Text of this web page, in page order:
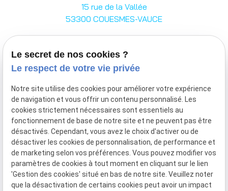
15 rue de la Vallée
53300 COUESMES-VAUCE
Le secret de nos cookies ?
Le respect de votre vie privée
Notre site utilise des cookies pour améliorer votre expérience
de navigation et vous offrir un contenu personnalisé. Les
cookies strictement nécessaires sont essentiels au
fonctionnement de base de notre site et ne peuvent pas être
désactivés. Cependant, vous avez le choix d'activer ou de
désactiver les cookies de personnalisation, de performance et
de marketing selon vos préférences. Vous pouvez modifier vos
paramètres de cookies à tout moment en cliquant sur le lien
'Gestion des cookies' situé en bas de notre site. Veuillez noter
que la désactivation de certains cookies peut avoir un impact